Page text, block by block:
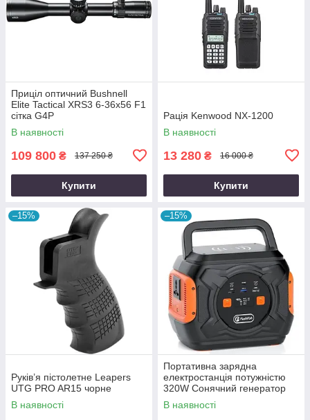
Приціл оптичний Bushnell
Elite Tactical XRS3 6-36x56 F1
сітка G4P
В наявності
109 800 ₴ 137 250 ₴
Купити
Рація Kenwood NX-1200
В наявності
13 280 ₴ 16 000 ₴
Купити
–15%
Руків’я пістолетне Leapers
UTG PRO AR15 чорне
В наявності
–15%
Портативна зарядна
електростанція потужністю
320W Сонячний генератор
FlashFish місткістю 292Wh
800000mAh
В наявності